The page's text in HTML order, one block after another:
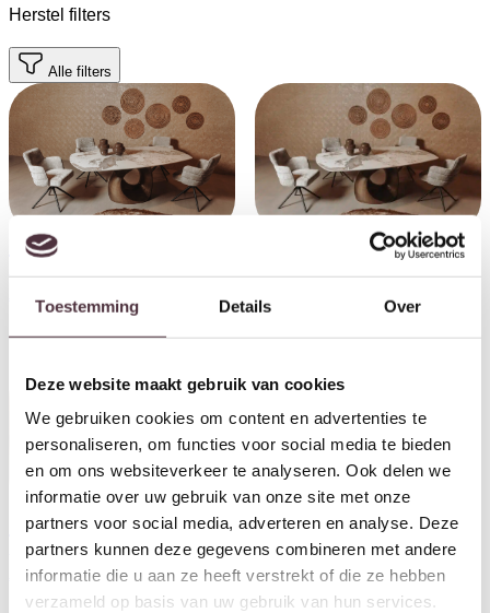
Toestemming Details Over
Deze website maakt gebruik van cookies
We gebruiken cookies om content en advertenties te
personaliseren, om functies voor social media te bieden
en om ons websiteverkeer te analyseren. Ook delen we
informatie over uw gebruik van onze site met onze
partners voor social media, adverteren en analyse. Deze
partners kunnen deze gegevens combineren met andere
informatie die u aan ze heeft verstrekt of die ze hebben
verzameld op basis van uw gebruik van hun services.
Herstel filters
Alle filters
Tower Living eettafel Castello
beige 240x120x75 cm keramiek
1.549,00
Tower Living eettafel Castello
beige 220x120x75 cm keramiek
€1.499,00
Tower Living eettafel Castello
beige 200x120x75 cm keramiek
1.449,00